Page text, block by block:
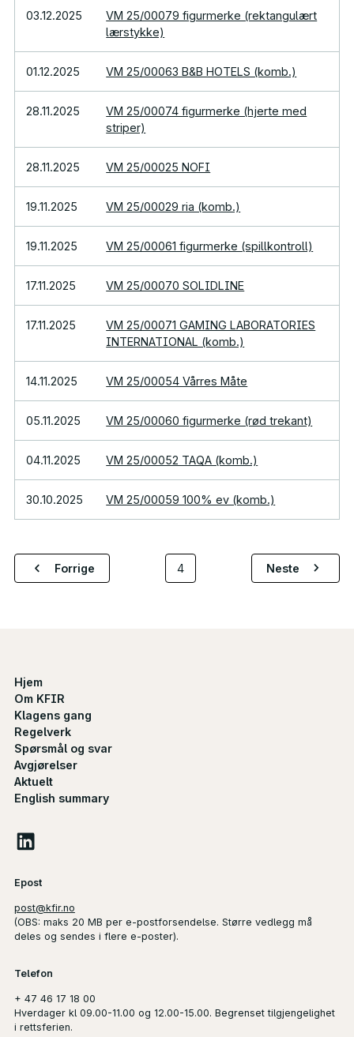
03.12.2025
VM 25/00079 figurmerke (rektangulært
lærstykke)
01.12.2025 VM 25/00063 B&B HOTELS (komb.)
28.11.2025
VM 25/00074 figurmerke (hjerte med
striper)
28.11.2025 VM 25/00025 NOFI
19.11.2025 VM 25/00029 ria (komb.)
19.11.2025 VM 25/00061 figurmerke (spillkontroll)
17.11.2025 VM 25/00070 SOLIDLINE
17.11.2025
VM 25/00071 GAMING LABORATORIES
INTERNATIONAL (komb.)
14.11.2025 VM 25/00054 Vårres Måte
05.11.2025 VM 25/00060 figurmerke (rød trekant)
04.11.2025 VM 25/00052 TAQA (komb.)
30.10.2025 VM 25/00059 100% ev (komb.)
Forrige 4 Neste
Hjem
Om KFIR
Klagens gang
Regelverk
Spørsmål og svar
Avgjørelser
Aktuelt
English summary
Epost
post@kfir.no
(OBS: maks 20 MB per e-postforsendelse. Større vedlegg må
deles og sendes i flere e-poster).
Telefon
+ 47 46 17 18 00
Hverdager kl 09.00-11.00 og 12.00-15.00. Begrenset tilgjengelighet
i rettsferien.